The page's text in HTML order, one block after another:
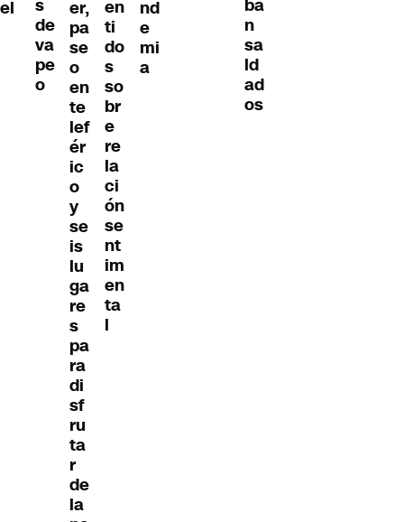
el
s
de
va
pe
o
er,
pa
se
o
en
te
lef
ér
ic
o
y
se
is
lu
ga
re
s
pa
ra
di
sf
ru
ta
r
de
la
en
ti
do
s
so
br
e
re
la
ci
ón
se
nt
im
en
ta
l
nd
e
mi
a
ba
n
sa
ld
ad
os